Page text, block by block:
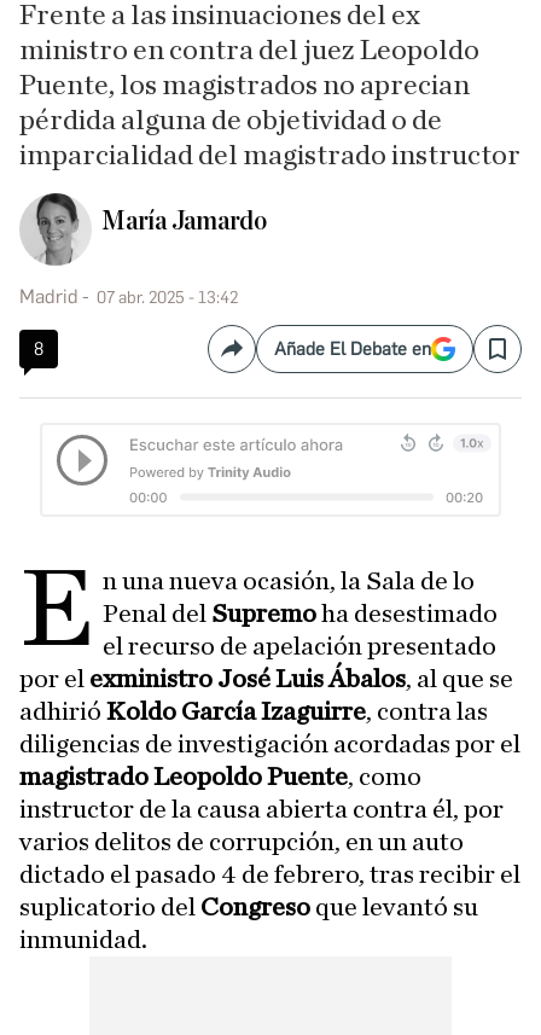
Frente a las insinuaciones del ex
ministro en contra del juez Leopoldo
Puente, los magistrados no aprecian
pérdida alguna de objetividad o de
imparcialidad del magistrado instructor
María Jamardo
Madrid 07 abr. 2025 - 13:42
8 CompartirAñade El Debate en Save
E n una nueva ocasión, la Sala de lo
Penal del Supremoha desestimado
el recurso de apelación presentado
por el exministro José Luis Ábalos, al que se
adhirió Koldo García Izaguirre, contra las
diligencias de investigación acordadas por el
magistrado Leopoldo Puente, como
instructor de la causa abierta contra él, por
varios delitos de corrupción, en un auto
dictado el pasado 4 de febrero, tras recibir el
suplicatorio del Congreso que levantó su
inmunidad.